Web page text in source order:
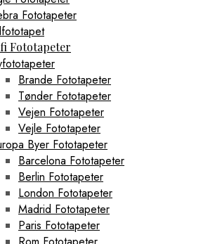
Fototapeter
Fototapeter
Brande Fototapeter
Tønder Fototapeter
Vejen Fototapeter
Vejle Fototapeter
Byer Fototapeter
Barcelona Fototapeter
Berlin Fototapeter
London Fototapeter
Madrid Fototapeter
Paris Fototapeter